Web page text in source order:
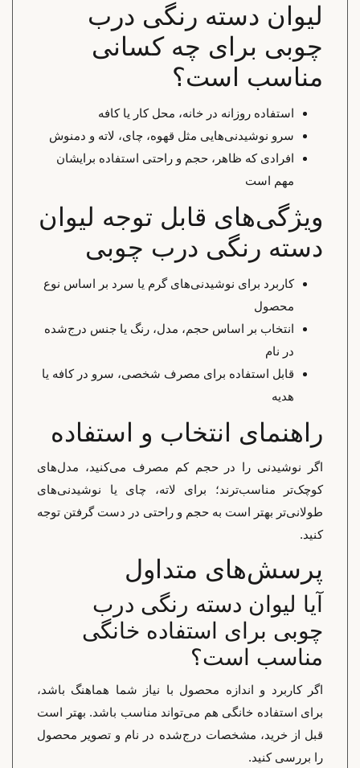
لیوان دسته رنگی درب
چوبی برای چه کسانی
مناسب است؟
استفاده روزانه در خانه، محل کار یا کافه
سرو نوشیدنی‌هایی مثل قهوه، چای، لاته و دمنوش
افرادی که ظاهر، حجم و راحتی استفاده برایشان
مهم است
ویژگی‌های قابل توجه لیوان
دسته رنگی درب چوبی
کاربرد برای نوشیدنی‌های گرم یا سرد بر اساس نوع
محصول
انتخاب بر اساس حجم، مدل، رنگ یا جنس درج‌شده
در نام
قابل استفاده برای مصرف شخصی، سرو در کافه یا
هدیه
راهنمای انتخاب و استفاده
اگر نوشیدنی را در حجم کم مصرف می‌کنید، مدل‌های
کوچک‌تر مناسب‌ترند؛ برای لاته، چای یا نوشیدنی‌های
طولانی‌تر بهتر است به حجم و راحتی در دست گرفتن توجه
کنید.
پرسش‌های متداول
آیا لیوان دسته رنگی درب
چوبی برای استفاده خانگی
مناسب است؟
اگر کاربرد و اندازه محصول با نیاز شما هماهنگ باشد،
برای استفاده خانگی هم می‌تواند مناسب باشد. بهتر است
قبل از خرید، مشخصات درج‌شده در نام و تصویر محصول
را بررسی کنید.